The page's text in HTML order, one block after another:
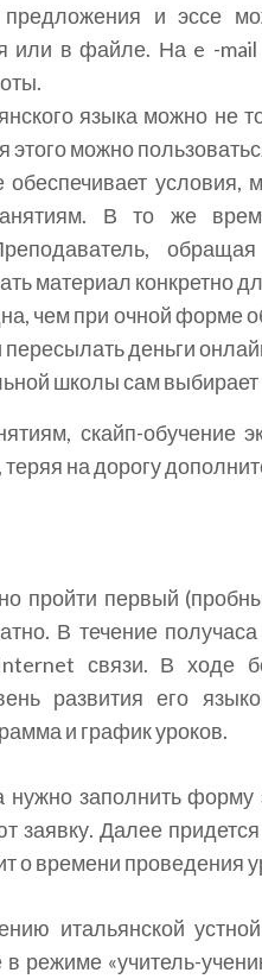
и эссе
или в файле. На e -
языка можно не
этого можно
условия,
В то же
материал конкретно
чем при очной форме
деньги
школы сам выбирает
скайп-обучение
на дорогу
пройти первый
В течение
связи. В ходе
развития его
и график уроков.
заполнить
Далее
о времени проведения
итальянской
режиме «учитель-